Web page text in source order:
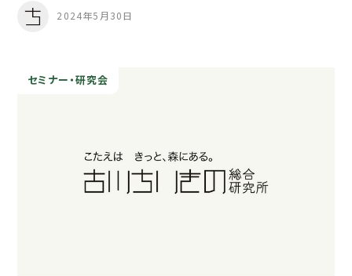
2024年5月30日
セミナー・研究会